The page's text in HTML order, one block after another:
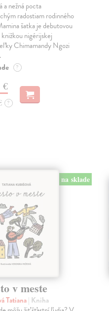
a nežná pocta
radostiam rodinného
šatka je debutovou
nigérijskej
Chimamandy Ngozi
?
€
?
na sklade
v meste
Tatiana| Kniha